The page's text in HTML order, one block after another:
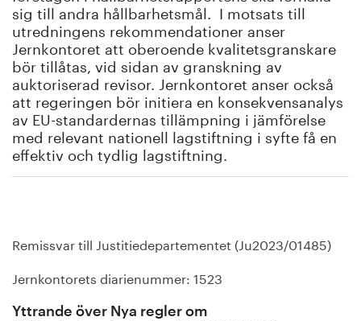
sig till andra hållbarhetsmål. I motsats till
utredningens rekommendationer anser
Jernkontoret att oberoende kvalitetsgranskare
bör tillåtas, vid sidan av granskning av
auktoriserad revisor. Jernkontoret anser också
att regeringen bör initiera en konsekvensanalys
av EU-standardernas tillämpning i jämförelse
med relevant nationell lagstiftning i syfte få en
effektiv och tydlig lagstiftning.
Remissvar till Justitiedepartementet (Ju2023/01485)
Jernkontorets diarienummer: 1523
Yttrande över Nya regler om